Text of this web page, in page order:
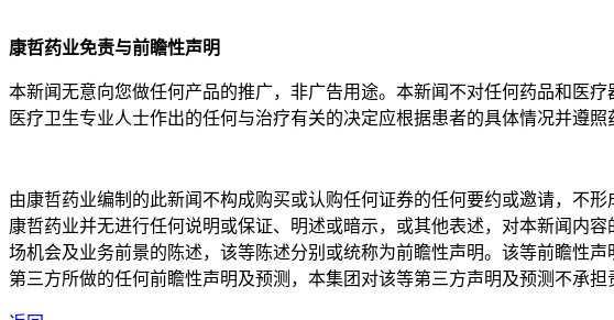
康哲药业免责与前瞻性声明
本新闻无意向您做任何产品的推广，非广告用途。本新闻不对任何药品和医
医疗卫生专业人士作出的任何与治疗有关的决定应根据患者的具体情况并遵照
由康哲药业编制的此新闻不构成购买或认购任何证券的任何要约或邀请，不
康哲药业并无进行任何说明或保证、明述或暗示，或其他表述，对本新闻内
场机会及业务前景的陈述，该等陈述分别或统称为前瞻性声明。该等前瞻性
第三方所做的任何前瞻性声明及预测，本集团对该等第三方声明及预测不承担